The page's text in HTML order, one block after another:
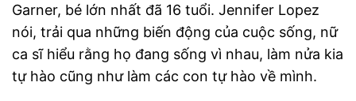
Garner, bé lớn nhất đã 16 tuổi. Jennifer Lopez
nói, trải qua những biến động của cuộc sống, nữ
ca sĩ hiểu rằng họ đang sống vì nhau, làm nửa kia
tự hào cũng như làm các con tự hào về mình.